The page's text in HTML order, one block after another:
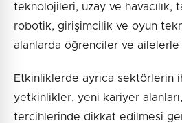
teknolojileri, uzay ve havacılık,
robotik, girişimcilik ve oyun
alanlarda öğrenciler ve
Etkinliklerde ayrıca sektörlerin
yetkinlikler, yeni kariyer
tercihlerinde dikkat edilmesi